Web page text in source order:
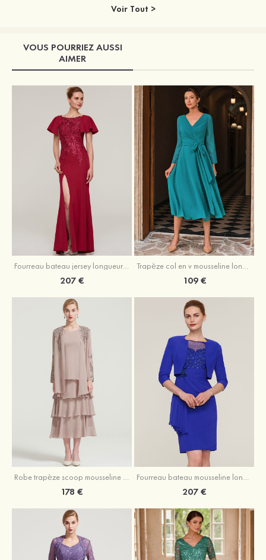
Voir Tout >
VOUS POURRIEZ AUSSI
AIMER
207 € 109 €
Robe trapèze scoop mousseline longueur mollet robe de mère de la mariée avec appliqué volants veste
178 €
Fourreau bateau mousseline longueur genou robe de mère de la mariée avec appliqué perle plissé veste
207 €